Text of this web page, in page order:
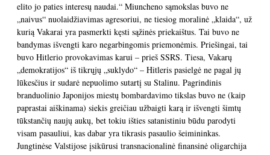
elito jo paties interesų naudai.“ Miuncheno sąmokslas buvo ne
„naivus“ nuolaidžiavimas agresoriui, ne tiesiog moralinė „klaida“, už
kurią Vakarai yra pasmerkti kęsti sąžinės priekaištus. Tai buvo ne
bandymas išvengti karo negarbingomis priemonėmis. Priešingai, tai
buvo Hitlerio provokavimas karui – prieš SSRS. Tiesa, Vakarų
„demokratijos“ iš tikrųjų „suklydo“ – Hitleris pasielgė ne pagal jų
lūkesčius ir sudarė nepuolimo sutartį su Stalinu. Pagrindinis
branduolinio Japonijos miestų bombardavimo tikslas buvo ne (kaip
paprastai aiškinama) siekis greičiau užbaigti karą ir išvengti šimtų
tūkstančių naujų aukų, bet tokiu išties satanistiniu būdu parodyti
visam pasauliui, kas dabar yra tikrasis pasaulio šeimininkas.
Jungtinėse Valstijose įsikūrusi transnacionalinė finansinė oligarchija